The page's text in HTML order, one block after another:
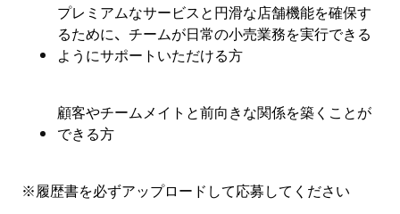
プレミアムなサービスと円滑な店舗機能を確保す
るために、チームが日常の小売業務を実行できる
ようにサポートいただける方
顧客やチームメイトと前向きな関係を築くことが
できる方
※履歴書を必ずアップロードして応募してください